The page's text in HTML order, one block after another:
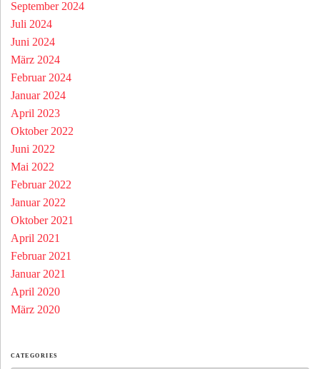
September 2024
Juli 2024
Juni 2024
März 2024
Februar 2024
Januar 2024
April 2023
Oktober 2022
Juni 2022
Mai 2022
Februar 2022
Januar 2022
Oktober 2021
April 2021
Februar 2021
Januar 2021
April 2020
März 2020
CATEGORIES